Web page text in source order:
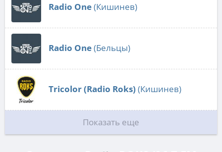
Radio One(Кишинев)
Radio One(Бельцы)
Tricolor (Radio Roks) (Кишинев)
Показать еще